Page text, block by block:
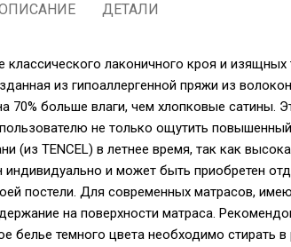
ДЕТАЛИ
лаконичного кроя и
из гипоаллергенной пряжи из
больше влаги, чем хлопковые сатины.
не только ощутить
(из TENCEL) в летнее время, так как
и может быть приобретен
постели. Для современных матрасов,
на поверхности матраса.
белье темного цвета необходимо стирать